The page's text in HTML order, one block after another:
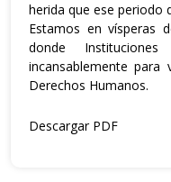
herida que ese periodo
Estamos en vísperas
donde
incansablemente
Derechos Humanos.
Descargar PDF